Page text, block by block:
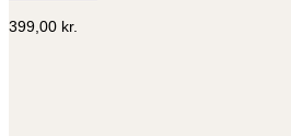
399,00 kr.